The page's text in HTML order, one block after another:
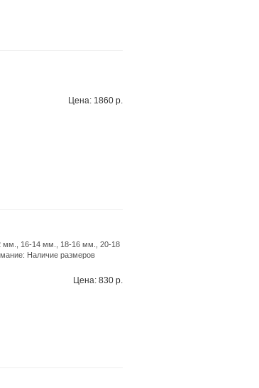
Цена: 1860 р.
мм., 16-14 мм., 18-16 мм., 20-18
Наличие размеров
Цена: 830 р.